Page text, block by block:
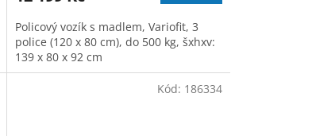
A
Policový vozík s madlem, Variofit, 3
police (120 x 80 cm), do 500 kg, šxhxv:
139 x 80 x 92 cm
Kód: 186334